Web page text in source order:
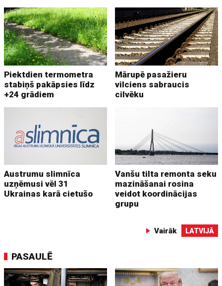
Piektdien termometra
stabiņš pakāpsies līdz
+24 grādiem
Mārupē pasažieru
vilciens sabraucis
cilvēku
Austrumu slimnīca
uzņēmusi vēl 31
Ukrainas karā cietušo
Vanšu tilta remonta seku
mazināšanai rosina
veidot koordinācijas
grupu
Vairāk LATVIJĀ
PASAULĒ